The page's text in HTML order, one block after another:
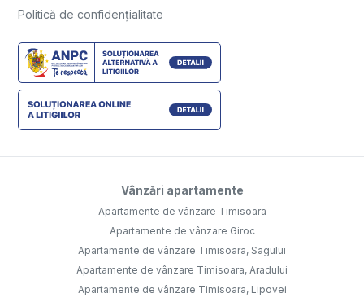
Politică de confidențialitate
Vânzări apartamente
Apartamente de vânzare Timisoara
Apartamente de vânzare Giroc
Apartamente de vânzare Timisoara, Sagului
Apartamente de vânzare Timisoara, Aradului
Apartamente de vânzare Timisoara, Lipovei